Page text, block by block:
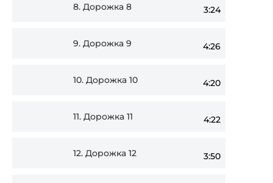
8. Дорожка 8 3:24
9. Дорожка 9 4:26
10. Дорожка 10 4:20
11. Дорожка 11 4:22
12. Дорожка 12 3:50